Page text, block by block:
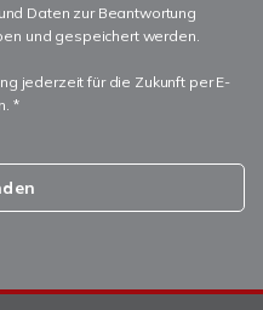
Daten zur Beantwortung
und gespeichert werden.
jederzeit für die Zukunft per E-
*